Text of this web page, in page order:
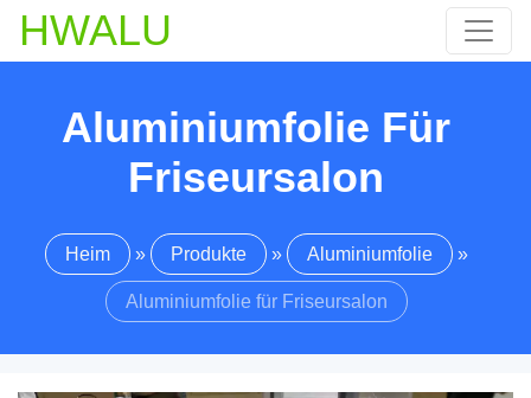
HWALU
Aluminiumfolie Für
Friseursalon
Heim » Produkte » Aluminiumfolie »
Aluminiumfolie für Friseursalon